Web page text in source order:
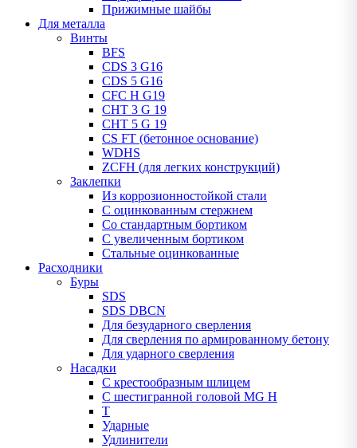
Прижимные шайбы
Для металла
Винты
BFS
CDS 3 G16
CDS 5 G16
CFC H G19
CHT 3 G 19
CHT 5 G 19
CS FT (бетонное основание)
WDHS
ZCFH (для легких конструкций)
Заклепки
Из коррозионностойкой стали
С оцинкованным стержнем
Со стандартным бортиком
С увеличенным бортиком
Стальные оцинкованные
Расходники
Буры
SDS
SDS DBCN
Для безударного сверления
Для сверления по армированному бетону
Для ударного сверления
Насадки
С крестообразным шлицем
С шестигранной головой MG H
T
Ударные
Удлинители